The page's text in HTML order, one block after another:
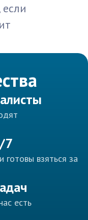
7
готовы взяться за
есть